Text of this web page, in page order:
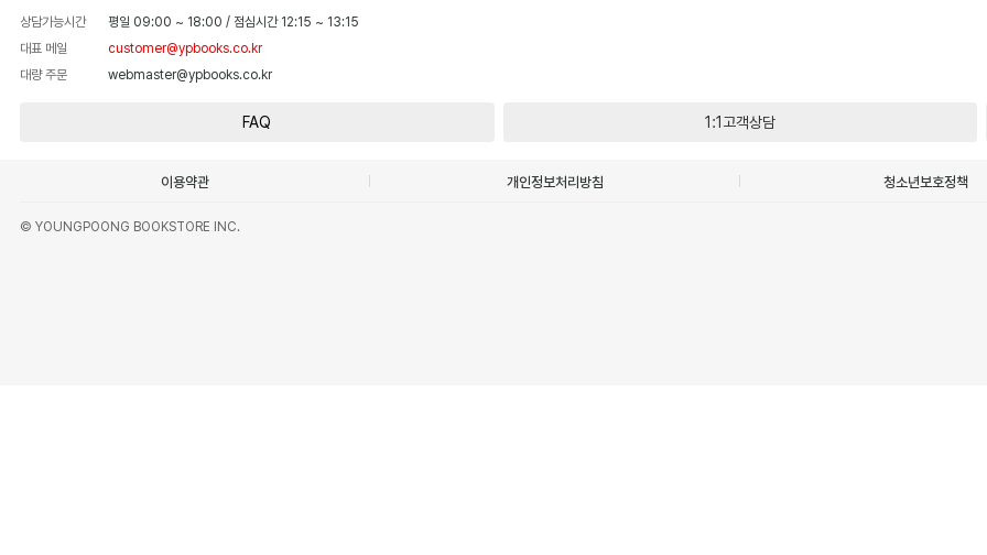
상담가능시간 평일 09:00 ~ 18:00 / 점심시간 12:15 ~ 13:15
대표 메일
customer@ypbooks.co.kr
대량 주문
webmaster@ypbooks.co.kr
FAQ 1:1고객상담
이용약관 개인정보처리방침 청소년보호정책
© YOUNGPOONG BOOKSTORE INC.